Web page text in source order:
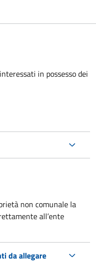
in possesso dei
non comunale la
all’ente
da allegare